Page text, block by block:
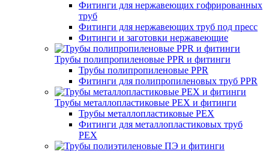
Фитинги для нержавеющих гофрированных
труб
Фитинги для нержавеющих труб под пресс
Фитинги и заготовки нержавеющие
Трубы полипропиленовые PPR и фитинги
Трубы полипропиленовые PPR
Фитинги для полипропиленовых труб PPR
Трубы металлопластиковые PEX и фитинги
Трубы металлопластиковые PEX
Фитинги для металлопластиковых труб
PEX